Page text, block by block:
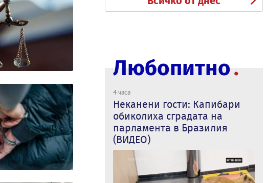
Любопитно
4 часа
Неканени гости: Капибари
обиколиха сградата на
парламента в Бразилия
(ВИДЕО)